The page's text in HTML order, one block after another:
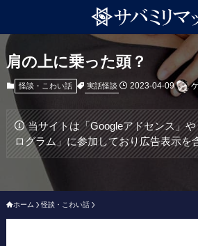
肩の上に乗った頭？
怪談・こわい話 実話怪談 2023-04-09
当サイトは「Googleアドセンス」
ログラム」に参加しており広告表示を
ホーム 怪談・こわい話